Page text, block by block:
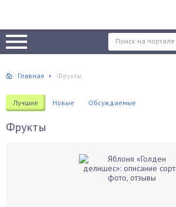
Главная Фрукты
Лучшие Новые Обсуждаемые
Фрукты